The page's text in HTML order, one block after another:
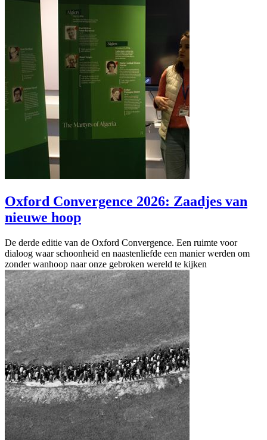
Oxford Convergence 2026: Zaadjes van
nieuwe hoop
De derde editie van de Oxford Convergence. Een ruimte voor
dialoog waar schoonheid en naastenliefde een manier werden om
zonder wanhoop naar onze gebroken wereld te kijken